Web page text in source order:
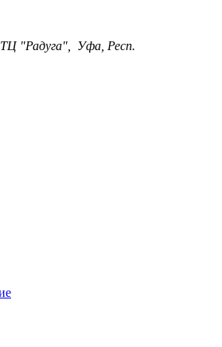
ТЦ "Радуга", Уфа, Респ.